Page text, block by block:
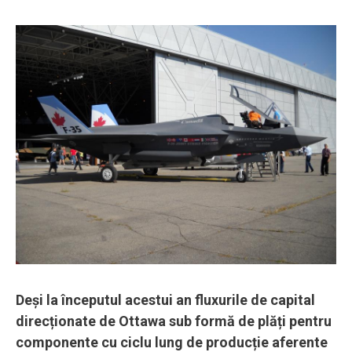
Deși la începutul acestui an fluxurile de capital
direcționate de Ottawa sub formă de plăți pentru
componente cu ciclu lung de producție aferente